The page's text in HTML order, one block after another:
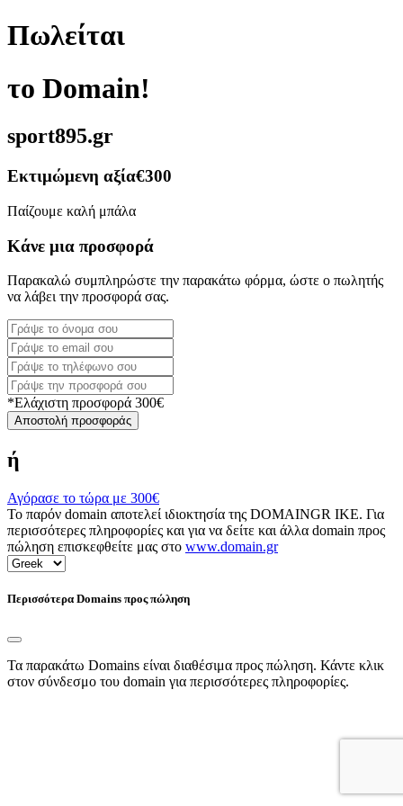
Πωλείται
το Domain!
sport895.gr
Εκτιμώμενη αξία€300
Παίζουμε καλή μπάλα
Κάνε μια προσφορά
Παρακαλώ συμπληρώστε την παρακάτω φόρμα, ώστε ο πωλητής
να λάβει την προσφορά σας.
*Ελάχιστη προσφορά 300€
Αποστολή προσφοράς
ή
Αγόρασε το τώρα με 300€
Το παρόν domain αποτελεί ιδιοκτησία της DOMAINGR ΙΚΕ. Για
περισσότερες πληροφορίες και για να δείτε και άλλα domain προς
πώληση επισκεφθείτε μας στο www.domain.gr
Περισσότερα Domains προς πώληση
Τα παρακάτω Domains είναι διαθέσιμα προς πώληση. Κάντε κλικ
στον σύνδεσμο του domain για περισσότερες πληροφορίες.